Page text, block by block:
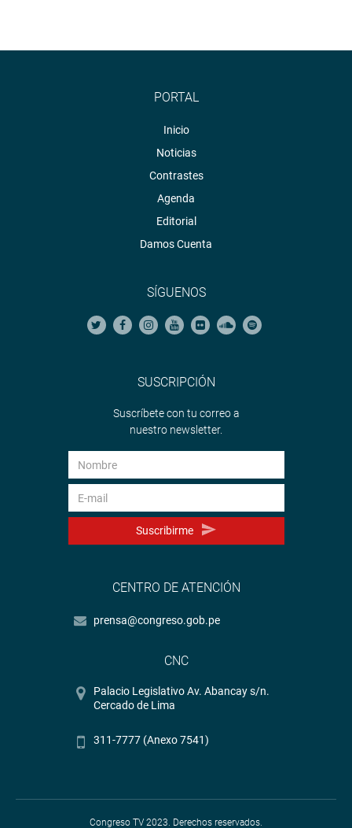
PORTAL
Inicio
Noticias
Contrastes
Agenda
Editorial
Damos Cuenta
SÍGUENOS
SUSCRIPCIÓN
Suscríbete con tu correo a
nuestro newsletter.
Suscribirme
CENTRO DE ATENCIÓN
prensa@congreso.gob.pe
CNC
Palacio Legislativo Av. Abancay s/n.
Cercado de Lima
311-7777 (Anexo 7541)
Congreso TV 2023. Derechos reservados.